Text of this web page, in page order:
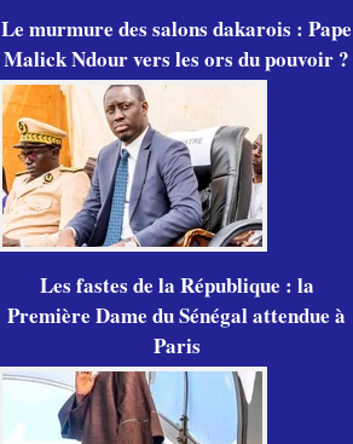
Le murmure des salons dakarois : Pape
Malick Ndour vers les ors du pouvoir ?
Les fastes de la République : la
Première Dame du Sénégal attendue à
Paris